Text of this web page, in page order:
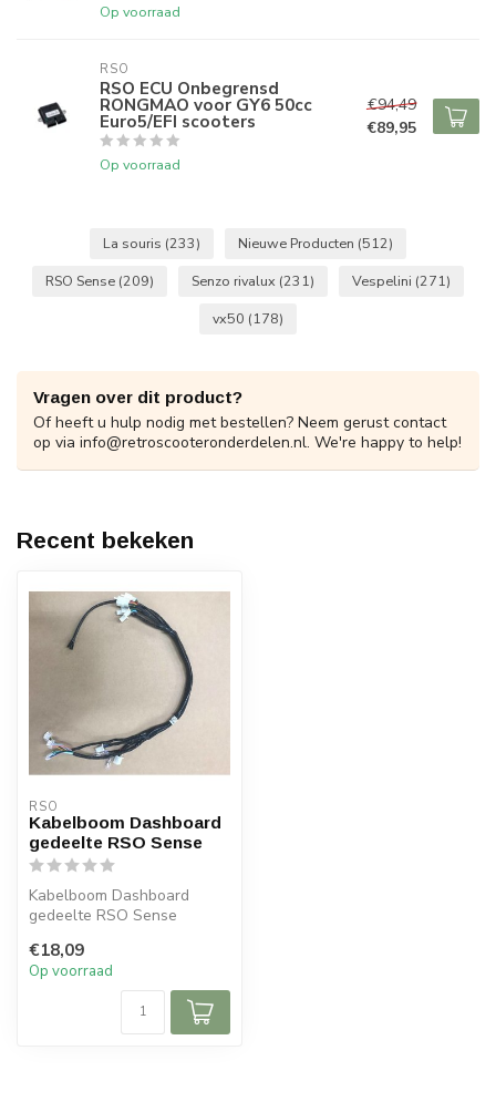
Op voorraad
RSO
RSO ECU Onbegrensd
RONGMAO voor GY6 50cc
Euro5/EFI scooters
Op voorraad
€94,49
€89,95
La souris (233) Nieuwe Producten (512)
RSO Sense (209) Senzo rivalux (231) Vespelini (271)
vx50 (178)
Vragen over dit product?
Of heeft u hulp nodig met bestellen? Neem gerust contact
op via info@retroscooteronderdelen.nl. We're happy to help!
Recent bekeken
RSO
Kabelboom Dashboard
gedeelte RSO Sense
Kabelboom Dashboard
gedeelte RSO Sense
€18,09
Op voorraad